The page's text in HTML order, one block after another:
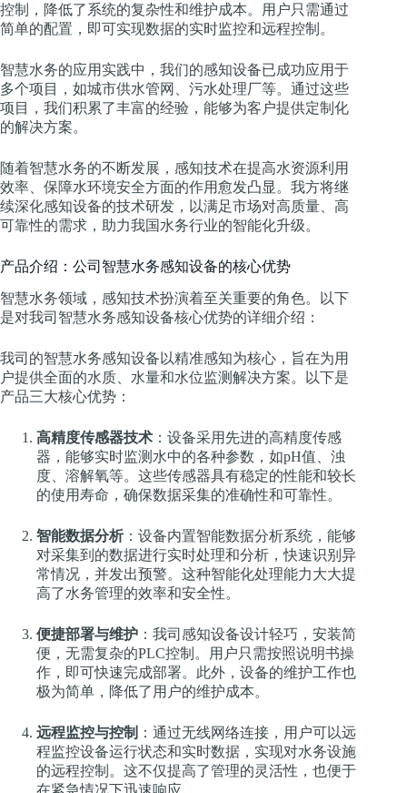
控制，降低了系统的复杂性和维护成本。用户只需通过
简单的配置，即可实现数据的实时监控和远程控制。
智慧水务的应用实践中，我们的感知设备已成功应用于
多个项目，如城市供水管网、污水处理厂等。通过这些
项目，我们积累了丰富的经验，能够为客户提供定制化
的解决方案。
随着智慧水务的不断发展，感知技术在提高水资源利用
效率、保障水环境安全方面的作用愈发凸显。我方将继
续深化感知设备的技术研发，以满足市场对高质量、高
可靠性的需求，助力我国水务行业的智能化升级。
产品介绍：公司智慧水务感知设备的核心优势
智慧水务领域，感知技术扮演着至关重要的角色。以下
是对我司智慧水务感知设备核心优势的详细介绍：
我司的智慧水务感知设备以精准感知为核心，旨在为用
户提供全面的水质、水量和水位监测解决方案。以下是
产品三大核心优势：
高精度传感器技术 ：设备采用先进的高精度传感
器，能够实时监测水中的各种参数，如pH值、浊
度、溶解氧等。这些传感器具有稳定的性能和较长
的使用寿命，确保数据采集的准确性和可靠性。
智能数据分析：设备内置智能数据分析系统，能够
对采集到的数据进行实时处理和分析，快速识别异
常情况，并发出预警。这种智能化处理能力大大提
高了水务管理的效率和安全性。
便捷部署与维护 ：我司感知设备设计轻巧，安装简
便，无需复杂的PLC控制。用户只需按照说明书操
作，即可快速完成部署。此外，设备的维护工作也
极为简单，降低了用户的维护成本。
远程监控与控制 ：通过无线网络连接，用户可以远
程监控设备运行状态和实时数据，实现对水务设施
的远程控制。这不仅提高了管理的灵活性，也便于